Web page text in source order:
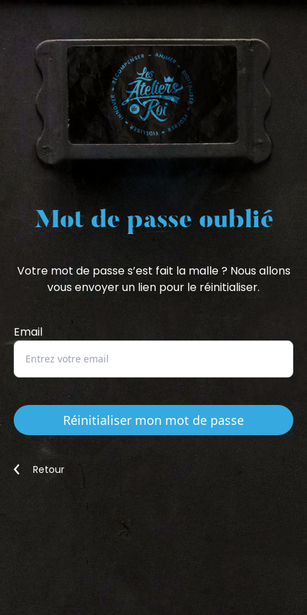
Mot de passe oublié
Votre mot de passe s’est fait la malle ? Nous allons
vous envoyer un lien pour le réinitialiser.
Email
Réinitialiser mon mot de passe
Retour